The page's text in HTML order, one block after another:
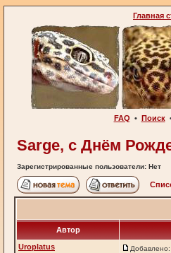
Главная
FAQ • Поиск
Sarge, с Днём
Зарегистрированные пользователи: Нет
Автор
Uroplatus